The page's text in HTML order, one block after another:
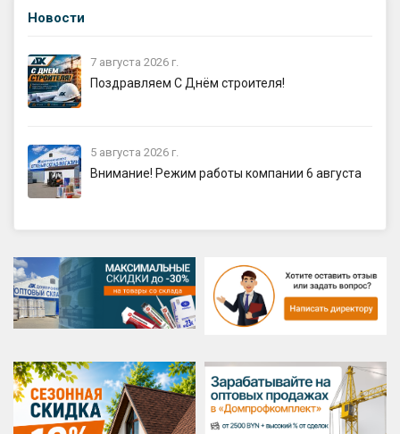
Новости
7 августа 2026 г.
Поздравляем С Днём строителя!
5 августа 2026 г.
Внимание! Режим работы компании 6 августа